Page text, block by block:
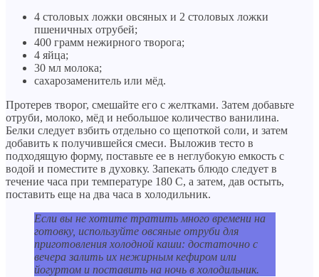
4 столовых ложки овсяных и 2 столовых ложки
пшеничных отрубей;
400 грамм нежирного творога;
4 яйца;
30 мл молока;
сахарозаменитель или мёд.
Протерев творог, смешайте его с желтками. Затем добавьте
отруби, молоко, мёд и небольшое количество ванилина.
Белки следует взбить отдельно со щепоткой соли, и затем
добавить к получившейся смеси. Выложив тесто в
подходящую форму, поставьте ее в неглубокую емкость с
водой и поместите в духовку. Запекать блюдо следует в
течение часа при температуре 180 С, а затем, дав остыть,
поставить еще на два часа в холодильник.
Если вы не хотите тратить много времени на
готовку, используйте овсяные отруби для
приготовления холодной каши: достаточно с
вечера залить их нежирным кефиром или
йогуртом и поставить на ночь в холодильник.